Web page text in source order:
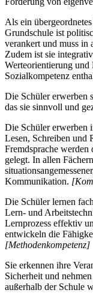
Als ein
Grundschule ist
verankert und muss in
Zudem ist sie
Werteorientierung
Sozialkompetenz
Die Schüler erwerben
das sie sinnvoll und
Die Schüler erwerben
Lesen, Schreiben und
Fremdsprache
gelegt. In allen
Kommunikation.
Die Schüler lernen
Lern- und
Lernprozess effektiv
entwickeln die
[Methodenkompetenz]
Sie erkennen ihre
Sicherheit und
außerhalb der Schule